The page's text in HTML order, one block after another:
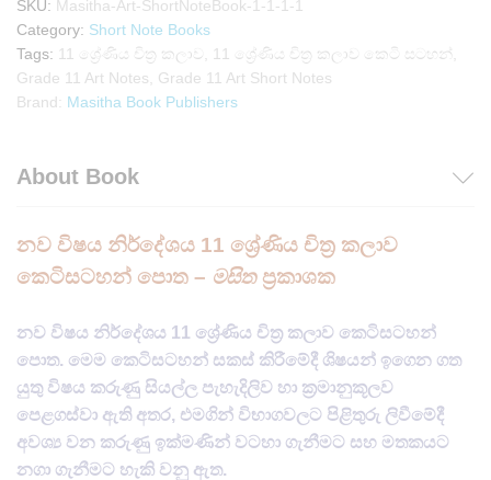
SKU: Masitha-Art-ShortNoteBook-1-1-1-1
Category: Short Note Books
Tags: 11 ශ්‍රේණිය චිත්‍ර කලාව 11 ශ්‍රේණිය චිත්‍ර කලාව කෙටි සටහන්
Grade 11 Art Notes
Grade 11 Art Short Notes
Brand: Masitha Book Publishers
About Book
නව විෂය නිර්දේශය 11 ශ්‍රේණිය චිත්‍ර කලාව
කෙටිසටහන් පොත – මසිතප්‍රකාශක
නව විෂය නිර්දේශය 11 ශ්‍රේණිය චිත්‍ර කලාව කෙටිසටහන්
පොත. මෙම කෙටිසටහන් සකස් කිරීමේදී ශිෂ​‍‍යන් ඉගෙන ගත
යුතු විෂය කරුණු සියල්ල පැහැදිලිව හා ක්‍රමානුකූලව
පෙළගස්වා ඇති අතර, එමගින් විභාගවලට පිළිතුරු ලිවීමේදී
අවශ්‍ය වන කරුණු ඉක්මණින් වටහා ගැනීමට සහ මතකයට
නගා ගැනීමට හැකි වනු ඇත​.